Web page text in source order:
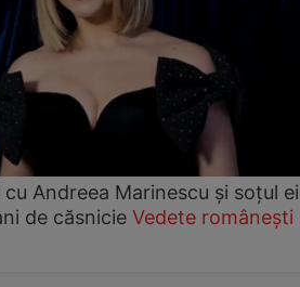
Andreea Marinescu și soțul
de căsnicie Vedete românești